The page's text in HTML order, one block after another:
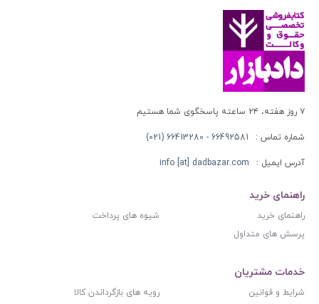
۷ روز هفته، ۲۴ ساعته پاسخگوی شما هستیم
شماره تماس : 66492581 - 66413280 (021)
آدرس ایمیل : info [at] dadbazar.com
راهنمای خرید
راهنمای خرید
شیوه های پرداخت
پرسش های متداول
خدمات مشتریان
شرایط و قوانین
رویه های بازگرداندن کالا